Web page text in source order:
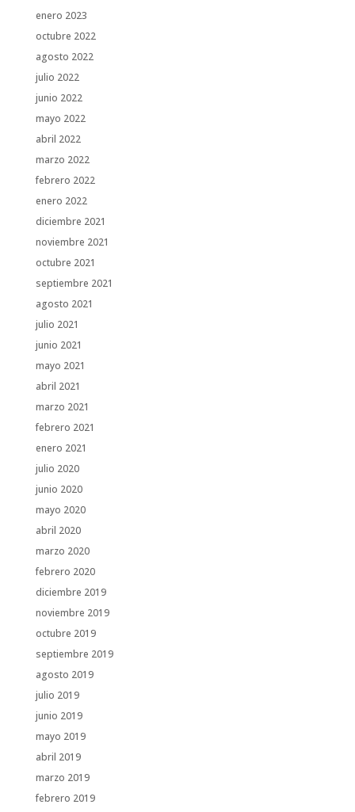
enero 2023
octubre 2022
agosto 2022
julio 2022
junio 2022
mayo 2022
abril 2022
marzo 2022
febrero 2022
enero 2022
diciembre 2021
noviembre 2021
octubre 2021
septiembre 2021
agosto 2021
julio 2021
junio 2021
mayo 2021
abril 2021
marzo 2021
febrero 2021
enero 2021
julio 2020
junio 2020
mayo 2020
abril 2020
marzo 2020
febrero 2020
diciembre 2019
noviembre 2019
octubre 2019
septiembre 2019
agosto 2019
julio 2019
junio 2019
mayo 2019
abril 2019
marzo 2019
febrero 2019